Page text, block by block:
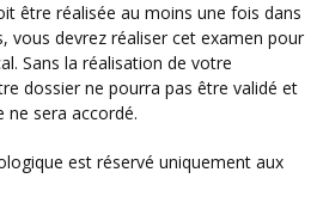
vous devrez réaliser cet examen pour
Sans la réalisation de votre
dossier ne pourra pas être validé et
ne sera accordé.
est réservé uniquement aux